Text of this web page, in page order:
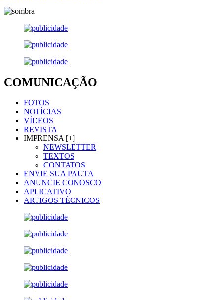
COMUNICAÇÃO
FOTOS
NOTÍCIAS
VÍDEOS
REVISTA
IMPRENSA [+]
NEWSLETTER
TEXTOS
CONTATOS
ENVIE SUA PAUTA
ANUNCIE CONOSCO
APLICATIVO
ARTIGOS TÉCNICOS